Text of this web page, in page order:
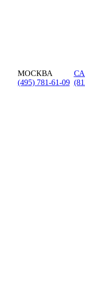
МОСКВА
(495) 781-61-09